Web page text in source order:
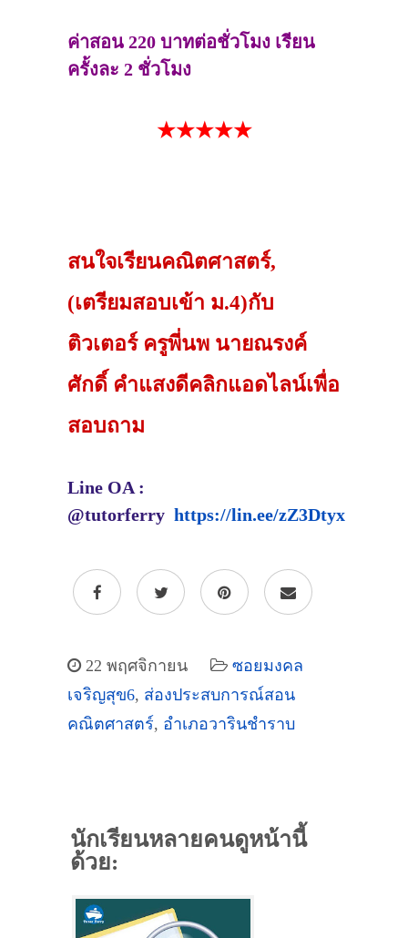
ค่าสอน 220 บาทต่อชั่วโมง เรียน
ครั้งละ 2 ชั่วโมง
★★★★★
สนใจเรียนคณิตศาสตร์,
(เตรียมสอบเข้า ม.4)กับ
ติวเตอร์ ครูพี่นพ นายณรงค์
ศักดิ์ คำแสงดีคลิกแอดไลน์เพื่อ
สอบถาม
Line OA :
@tutorferry https://lin.ee/zZ3Dtyx
22 พฤศจิกายน
ซอยมงคล
เจริญสุข6, ส่องประสบการณ์สอน
คณิตศาสตร์, อำเภอวารินชำราบ
นักเรียนหลายคนดูหน้านี้
ด้วย: